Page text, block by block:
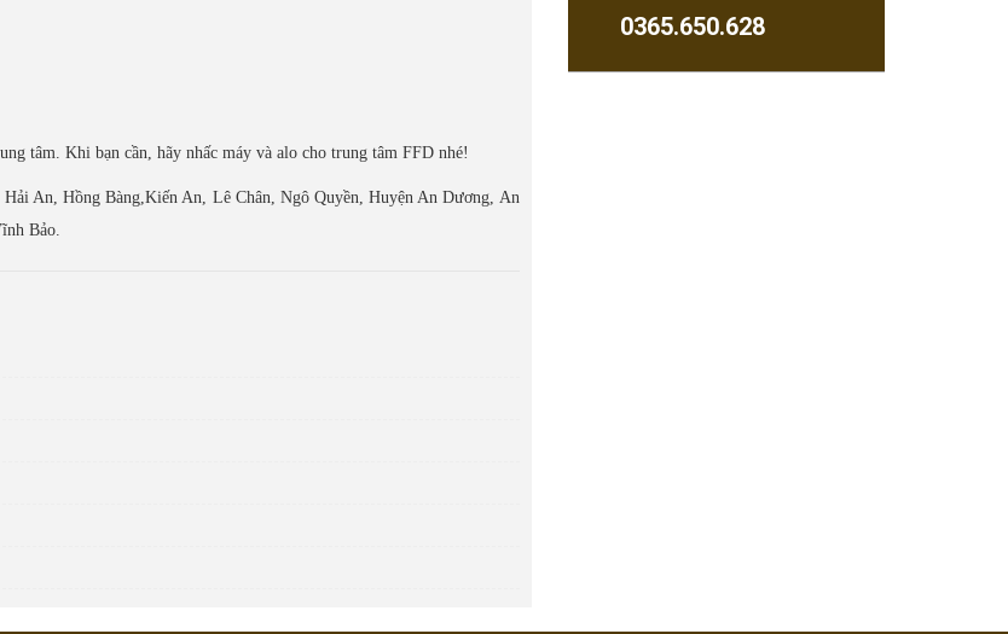
tâm. Khi bạn cần, hãy nhấc máy và alo cho trung tâm FFD nhé!
An, Hồng Bàng,Kiến An, Lê Chân, Ngô Quyền, Huyện An Dương, An
Bảo.
0365.650.628